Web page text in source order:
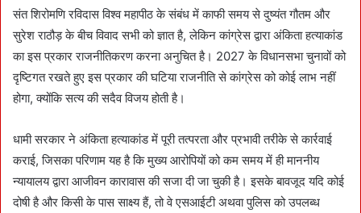
संत शिरोमणि रविदास विश्व महापीठ के संबंध में काफी समय से दुष्यंत गौतम और
सुरेश राठौड़ के बीच विवाद सभी को ज्ञात है, लेकिन कांग्रेस द्वारा अंकिता हत्याकांड
का इस प्रकार राजनीतिकरण करना अनुचित है। 2027 के विधानसभा चुनावों को
दृष्टिगत रखते हुए इस प्रकार की घटिया राजनीति से कांग्रेस को कोई लाभ नहीं
होगा, क्योंकि सत्य की सदैव विजय होती है।
धामी सरकार ने अंकिता हत्याकांड में पूरी तत्परता और प्रभावी तरीके से कार्रवाई
कराई, जिसका परिणाम यह है कि मुख्य आरोपियों को कम समय में ही माननीय
न्यायालय द्वारा आजीवन कारावास की सजा दी जा चुकी है। इसके बावजूद यदि कोई
दोषी है और किसी के पास साक्ष्य हैं, तो वे एसआईटी अथवा पुलिस को उपलब्ध